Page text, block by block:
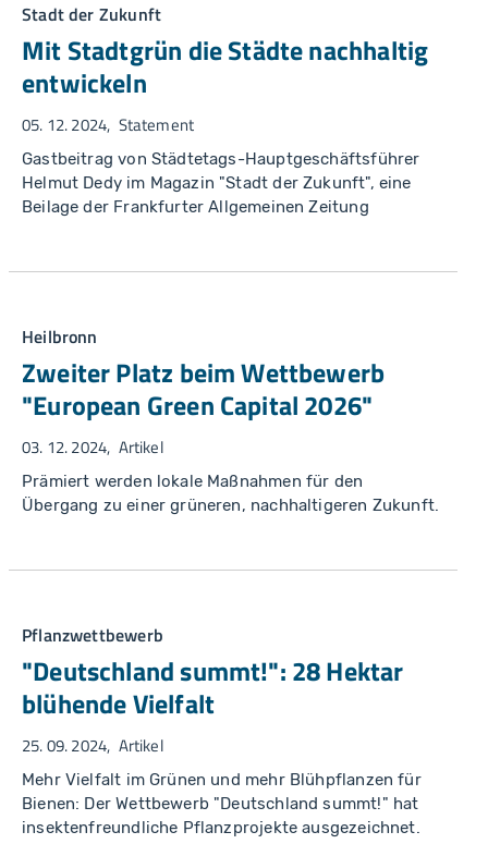
Stadt der Zukunft
Mit Stadtgrün die Städte nachhaltig
entwickeln
05. 12. 2024 Statement
Gastbeitrag von Städtetags-Hauptgeschäftsführer
Helmut Dedy im Magazin "Stadt der Zukunft", eine
Beilage der Frankfurter Allgemeinen Zeitung
Heilbronn
Zweiter Platz beim Wettbewerb
"European Green Capital 2026"
03. 12. 2024 Artikel
Prämiert werden lokale Maßnahmen für den
Übergang zu einer grüneren, nachhaltigeren Zukunft.
Pflanzwettbewerb
"Deutschland summt!": 28 Hektar
blühende Vielfalt
25. 09. 2024 Artikel
Mehr Vielfalt im Grünen und mehr Blühpflanzen für
Bienen: Der Wettbewerb "Deutschland summt!" hat
insektenfreundliche Pflanzprojekte ausgezeichnet.